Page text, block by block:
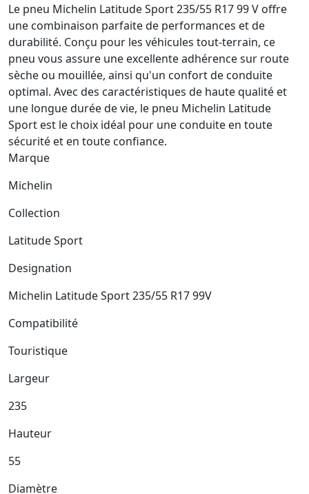
Le pneu Michelin Latitude Sport 235/55 R17 99 V offre
une combinaison parfaite de performances et de
durabilité. Conçu pour les véhicules tout-terrain, ce
pneu vous assure une excellente adhérence sur route
sèche ou mouillée, ainsi qu'un confort de conduite
optimal. Avec des caractéristiques de haute qualité et
une longue durée de vie, le pneu Michelin Latitude
Sport est le choix idéal pour une conduite en toute
sécurité et en toute confiance.
Marque
Michelin
Collection
Latitude Sport
Designation
Michelin Latitude Sport 235/55 R17 99V
Compatibilité
Touristique
Largeur
235
Hauteur
55
Diamètre